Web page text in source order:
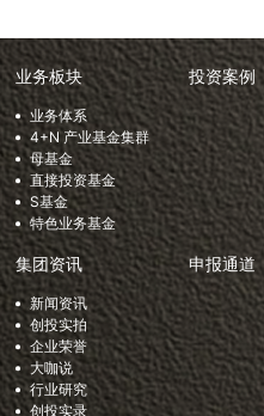
业务板块
业务体系
4+N 产业基金集群
母基金
直接投资基金
S基金
特色业务基金
投资案例
集团资讯
新闻资讯
创投实拍
企业荣誉
大咖说
行业研究
创投实录
申报通道